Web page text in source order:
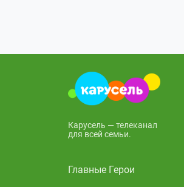
Карусель — телеканал
для всей семьи.
Главные Герои